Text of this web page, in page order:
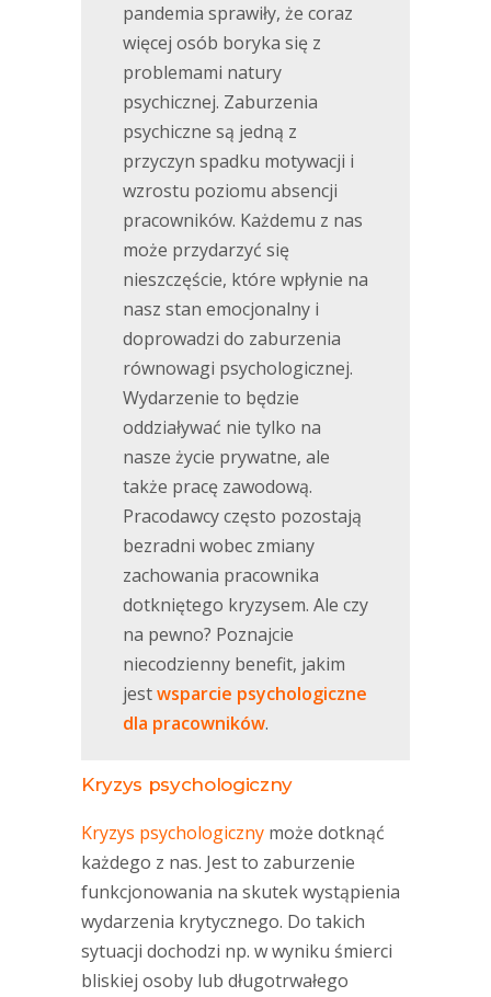
pandemia sprawiły, że coraz
więcej osób boryka się z
problemami natury
psychicznej. Zaburzenia
psychiczne są jedną z
przyczyn spadku motywacji i
wzrostu poziomu absencji
pracowników. Każdemu z nas
może przydarzyć się
nieszczęście, które wpłynie na
nasz stan emocjonalny i
doprowadzi do zaburzenia
równowagi psychologicznej.
Wydarzenie to będzie
oddziaływać nie tylko na
nasze życie prywatne, ale
także pracę zawodową.
Pracodawcy często pozostają
bezradni wobec zmiany
zachowania pracownika
dotkniętego kryzysem. Ale czy
na pewno? Poznajcie
niecodzienny benefit, jakim
jestwsparcie psychologiczne
dla pracowników.
Kryzys psychologiczny
Kryzys psychologiczny może dotknąć
każdego z nas. Jest to zaburzenie
funkcjonowania na skutek wystąpienia
wydarzenia krytycznego. Do takich
sytuacji dochodzi np. w wyniku śmierci
bliskiej osoby lub długotrwałego